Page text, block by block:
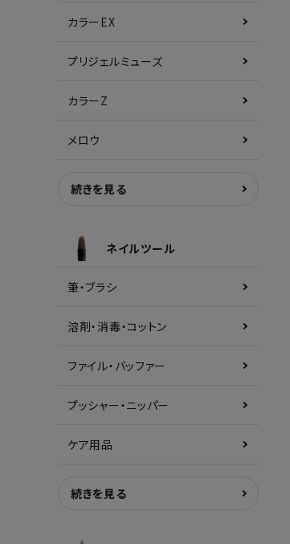
カラーEX
プリジェルミューズ
カラーZ
メロウ
続きを見る
ネイルツール
筆・ブラシ
溶剤・消毒・コットン
ファイル・バッファー
プッシャー・ニッパー
ケア用品
続きを見る